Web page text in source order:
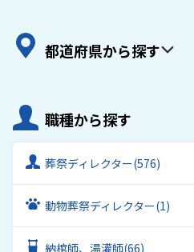
都道府県から探す
職種から探す
葬祭ディレクター(576)
動物葬祭ディレクター(1)
納棺師、湯灌師(66)